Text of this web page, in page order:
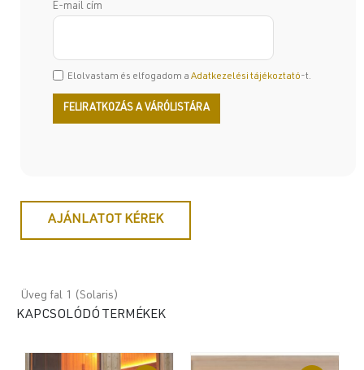
E-mail cím
Elolvastam és elfogadom a Adatkezelési tájékoztató-t.
AJÁNLATOT KÉREK
Üveg fal 1 (Solaris)
KAPCSOLÓDÓ TERMÉKEK